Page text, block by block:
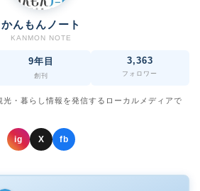
かんもんノート
KANMON NOTE
9年目
創刊
3,363
フォロワー
・暮らし情報を発信するローカルメディアで
ig X fb